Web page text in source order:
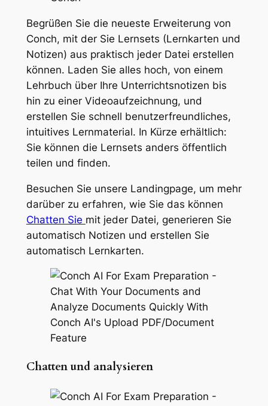
Begrüßen Sie die neueste Erweiterung von
Conch, mit der Sie Lernsets (Lernkarten und
Notizen) aus praktisch jeder Datei erstellen
können. Laden Sie alles hoch, von einem
Lehrbuch über Ihre Unterrichtsnotizen bis
hin zu einer Videoaufzeichnung, und
erstellen Sie schnell benutzerfreundliches,
intuitives Lernmaterial. In Kürze erhältlich:
Sie können die Lernsets anders öffentlich
teilen und finden.
Besuchen Sie unsere Landingpage, um mehr
darüber zu erfahren, wie Sie das können
Chatten Sie mit jeder Datei, generieren Sie
automatisch Notizen und erstellen Sie
automatisch Lernkarten.
Chatten und analysieren